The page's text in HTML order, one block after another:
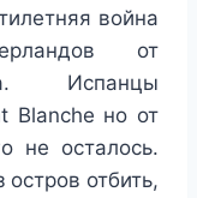
война
от
Испанцы
Blanche но от
не осталось.
отбить,